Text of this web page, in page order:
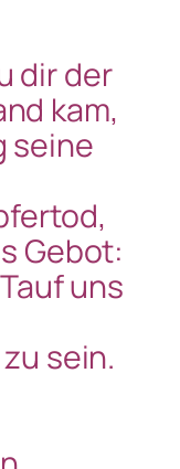
dir der
kam,
seine
Gebot:
uns
sein.